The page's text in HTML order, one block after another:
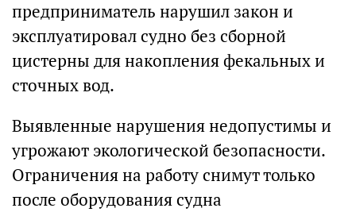
предприниматель нарушил закон и
эксплуатировал судно без сборной
цистерны для накопления фекальных и
сточных вод.
Выявленные нарушения недопустимы и
угрожают экологической безопасности.
Ограничения на работу снимут только
после оборудования судна